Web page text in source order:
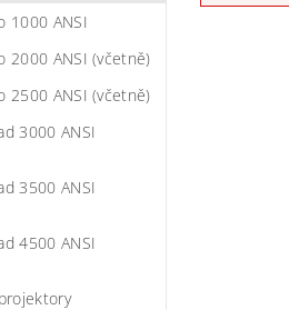
1000 ANSI
2000 ANSI (včetně)
2500 ANSI (včetně)
3000 ANSI
3500 ANSI
4500 ANSI